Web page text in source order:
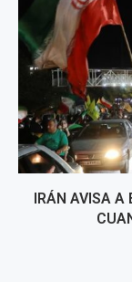
IRÁN AVISA A